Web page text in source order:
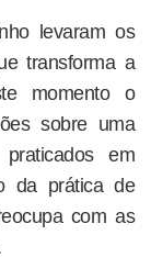
levaram os
transforma a
momento o
sobre uma
em
da prática de
com as